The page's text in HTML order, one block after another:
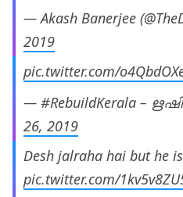
— Akash Banerjee
2019
pic.twitter.com/
— #RebuildKerala – ഋഷി
26, 2019
Desh jalraha hai but he
pic.twitter.com/